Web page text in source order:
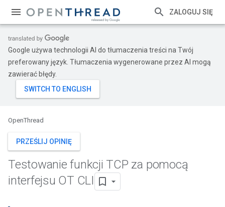
ZALOGUJ SIĘ
Google używa technologii AI do tłumaczenia treści na Twój
preferowany język. Tłumaczenia wygenerowane przez AI mogą
zawierać błędy.
OpenThread
PRZEŚLIJ OPINIĘ
Testowanie funkcji TCP za pomocą
interfejsu OT CLI